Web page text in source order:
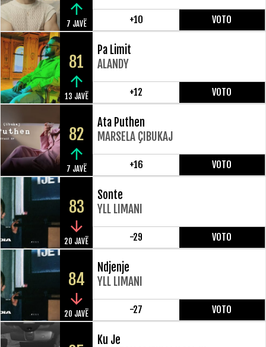
7 JAVË +10 VOTO
81
13 JAVË
Pa Limit
ALANDY
+12 VOTO
82
7 JAVË
Ata Puthen
MARSELA ÇIBUKAJ
+16 VOTO
83
20 JAVË
Sonte
YLL LIMANI
-29 VOTO
84
20 JAVË
Ndjenje
YLL LIMANI
-27 VOTO
Ku Je